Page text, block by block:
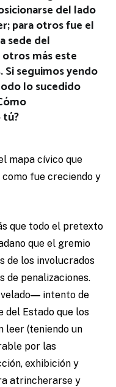
del lado
para otros fue el
sede del
más este
seguimos yendo
lo sucedido
mapa cívico que
fue creciendo y
que todo el pretexto
que el gremio
de los involucrados
de penalizaciones.
― intento de
Estado que los
leer (teniendo un
por las
exhibición y
atrincherarse y